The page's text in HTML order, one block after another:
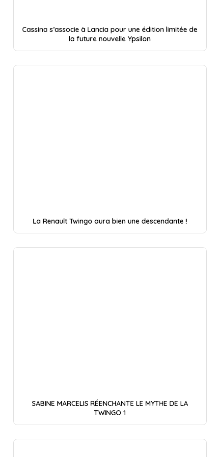
Cassina s’associe à Lancia pour une édition limitée de
la future nouvelle Ypsilon
La Renault Twingo aura bien une descendante !
SABINE MARCELIS RÉENCHANTE LE MYTHE DE LA
TWINGO 1